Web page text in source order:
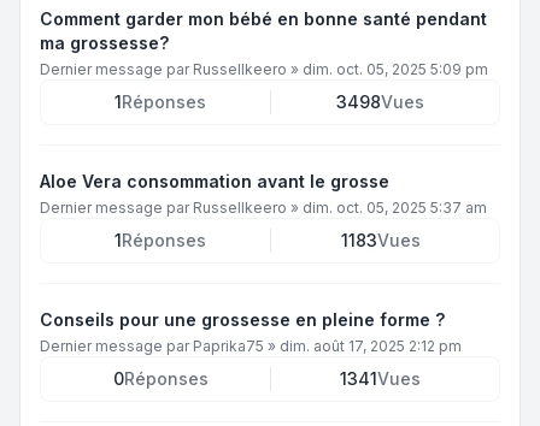
Comment garder mon bébé en bonne santé pendant
ma grossesse?
Dernier message par Russellkeero » dim. oct. 05, 2025 5:09 pm
1Réponses 3498Vues
Aloe Vera consommation avant le grosse
Dernier message par Russellkeero » dim. oct. 05, 2025 5:37 am
1Réponses 1183Vues
Conseils pour une grossesse en pleine forme ?
Dernier message par Paprika75 » dim. août 17, 2025 2:12 pm
0Réponses 1341Vues